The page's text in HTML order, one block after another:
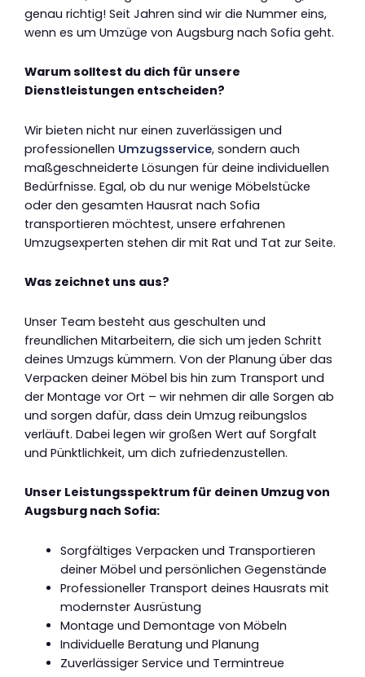
genau richtig! Seit Jahren sind wir die Nummer eins,
wenn es um Umzüge von Augsburg nach Sofia geht.
Warum solltest du dich für unsere
Dienstleistungen entscheiden?
Wir bieten nicht nur einen zuverlässigen und
professionellen Umzugsservice, sondern auch
maßgeschneiderte Lösungen für deine individuellen
Bedürfnisse. Egal, ob du nur wenige Möbelstücke
oder den gesamten Hausrat nach Sofia
transportieren möchtest, unsere erfahrenen
Umzugsexperten stehen dir mit Rat und Tat zur Seite.
Was zeichnet uns aus?
Unser Team besteht aus geschulten und
freundlichen Mitarbeitern, die sich um jeden Schritt
deines Umzugs kümmern. Von der Planung über das
Verpacken deiner Möbel bis hin zum Transport und
der Montage vor Ort – wir nehmen dir alle Sorgen ab
und sorgen dafür, dass dein Umzug reibungslos
verläuft. Dabei legen wir großen Wert auf Sorgfalt
und Pünktlichkeit, um dich zufriedenzustellen.
Unser Leistungsspektrum für deinen Umzug von
Augsburg nach Sofia:
Sorgfältiges Verpacken und Transportieren
deiner Möbel und persönlichen Gegenstände
Professioneller Transport deines Hausrats mit
modernster Ausrüstung
Montage und Demontage von Möbeln
Individuelle Beratung und Planung
Zuverlässiger Service und Termintreue